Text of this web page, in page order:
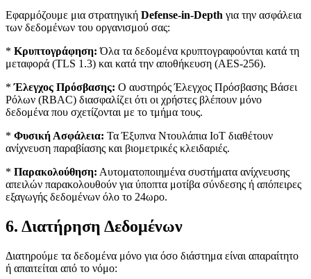
Εφαρμόζουμε μια στρατηγική Defense-in-Depth για την ασφάλεια
των δεδομένων του οργανισμού σας:
* Κρυπτογράφηση: Όλα τα δεδομένα κρυπτογραφούνται κατά τη
μεταφορά (TLS 1.3) και κατά την αποθήκευση (AES-256).
*Έλεγχος Πρόσβασης: Ο αυστηρός Έλεγχος Πρόσβασης Βάσει
Ρόλων (RBAC) διασφαλίζει ότι οι χρήστες βλέπουν μόνο
δεδομένα που σχετίζονται με το τμήμα τους.
* Φυσική Ασφάλεια: Τα Έξυπνα Ντουλάπια IoT διαθέτουν
ανίχνευση παραβίασης και βιομετρικές κλειδαριές.
* Παρακολούθηση: Αυτοματοποιημένα συστήματα ανίχνευσης
απειλών παρακολουθούν για ύποπτα μοτίβα σύνδεσης ή απόπειρες
εξαγωγής δεδομένων όλο το 24ωρο.
6. Διατήρηση Δεδομένων
Διατηρούμε τα δεδομένα μόνο για όσο διάστημα είναι απαραίτητο
ή απαιτείται από το νόμο: